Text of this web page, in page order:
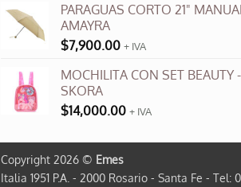
PARAGUAS CORTO 21"
AMAYRA
$7,900.00 + IVA
MOCHILITA CON SET BEAUTY -
SKORA
$14,000.00 + IVA
Copyright 2026 © Emes
Italia 1951 P.A. - 2000 Rosario - Santa Fe - Tel: